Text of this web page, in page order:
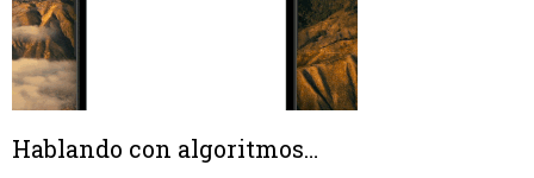
Hablando con algoritmos…